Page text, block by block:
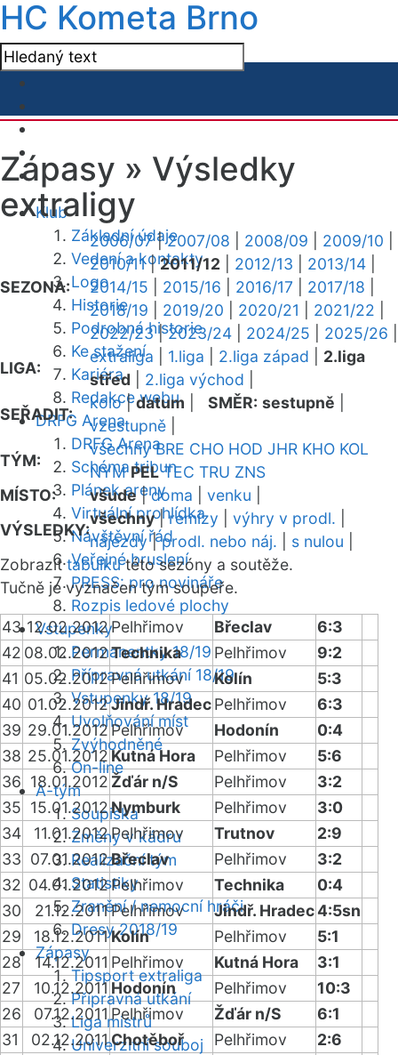
HC Kometa Brno
Klub
Základní údaje
Vedení a kontakty
Logo
Historie
Podrobná historie
Ke stažení
Kariéra
Redakce webu
DRFG Arena
DRFG Arena
Schéma tribun
Plánek areny
Virtuální prohlídka
Návštěvní řád
Veřejné bruslení
PRESS: pro novináře
Rozpis ledové plochy
Vstupenky
Permanentky 18/19
Přípravná utkání 18/19
Vstupenky 18/19
Uvolňování míst
Zvýhodněné
On-line
A-tým
Soupiska
Změny v kádru
Realizační tým
Statistiky
Zranění / nemocní hráči
Dresy 2018/19
Zápasy
Tipsport extraliga
Přípravná utkání
Liga mistrů
Univerzitní souboj
Zápasy » Výsledky
extraligy
SEZONA:
2006/07|2007/08 2008/09 2009/10
2010/11|2011/12 2012/13 2013/14
2014/15
2015/16 2016/17 2017/18
2018/19
2019/20 2020/21 2021/22
2022/23|2023/24 2024/25 2025/26
LIGA:
extraliga 1.liga 2.liga západ
2.liga
střed
2.liga východ
SEŘADIT:
kolo|datum SMĚR: sestupně
vzestupně
TÝM:
všechny BRE CHO HOD JHR KHO KOL
NYM PEL TEC TRU ZNS
MÍSTO:
všude|doma venku
VÝSLEDKY:
všechny|remízy výhry v prodl.
nájezdy|prodl. nebo náj. s nulou
Zobrazittabulkutéto sezóny a soutěže.
Tučně je vyznačen tým soupeře.
43 12.02.2012Pelhřimov Břeclav
6:3
42 08.02.2012Technika Pelhřimov
9:2
41 05.02.2012Pelhřimov Kolín
5:3
40 01.02.2012Jindř. HradecPelhřimov
6:3
39 29.01.2012Pelhřimov Hodonín
0:4
38 25.01.2012Kutná Hora Pelhřimov
5:6
36 18.01.2012 Žďár n/S Pelhřimov
3:2
35 15.01.2012Nymburk Pelhřimov
3:0
34
11.01.2012Pelhřimov Trutnov
2:9
33 07.01.2012Břeclav Pelhřimov
3:2
32 04.01.2012Pelhřimov Technika
0:4
30
21.12.2011Pelhřimov Jindř. Hradec4:5sn
29
18.12.2011Kolín Pelhřimov
5:1
28
14.12.2011 Pelhřimov Kutná Hora
3:1
27
10.12.2011 Hodonín Pelhřimov
10:3
26
07.12.2011 Pelhřimov Žďár n/S
6:1
31
02.12.2011Chotěboř Pelhřimov
2:6